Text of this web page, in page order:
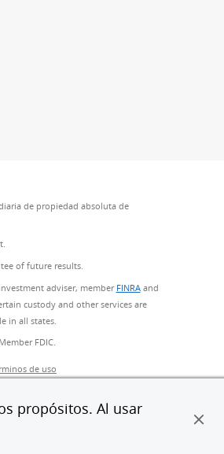
propósitos. Al usar
de propiedad absoluta de
of future results.
adviser, member FINRA(Se abre en
and
custody and other services are
in all states.
FDIC.
de uso